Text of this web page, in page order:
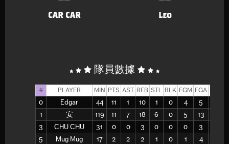
CAR CAR Leo
隊員數據
# PLAYER MIN PTS AST REB STL BLK FGM FGA
0 Edgar 44 11 1 10 1 0 4 5
1
安 119 11 7 18 6 0 5 13
3
CHU CHU 31 0 0 3 0 0 0 3
5
Mug Mug 17 2 2 2 1 0 1 4